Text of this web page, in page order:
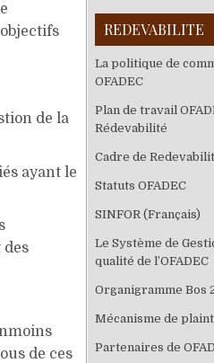
de la
ayant le
des
de ces
REDEVABILITE
La politique de
OFADEC
Plan de travail
Rédevabilité
Cadre de
Statuts OFADEC
SINFOR (Français)
Le Système de
qualité de l’OFADEC
Organigramme Bos
Mécanisme de
Partenaires de